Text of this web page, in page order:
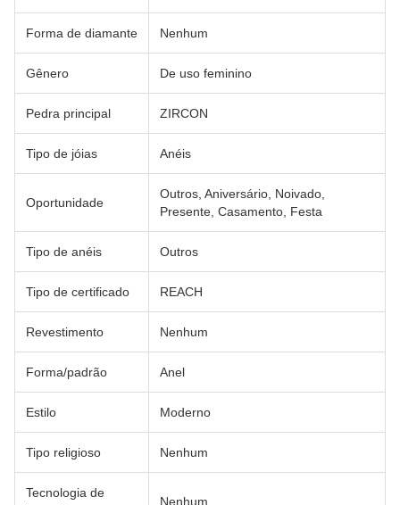
Forma de diamante Nenhum
Gênero De uso feminino
Pedra principal ZIRCON
Tipo de jóias Anéis
Oportunidade
Outros, Aniversário, Noivado,
Presente, Casamento, Festa
Tipo de anéis Outros
Tipo de certificado REACH
Revestimento Nenhum
Forma/padrão Anel
Estilo Moderno
Tipo religioso Nenhum
Tecnologia de
Nenhum